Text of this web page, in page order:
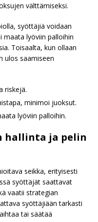
välttämiseksi.
syöttäjiä voidaan
maata lyöviin palloihin
Toisaalta, kun ollaan
ulos saamiseen
riskejä.
minimoi juoksut.
lyöviin palloihin.
hallinta ja pelin
seikka, erityisesti
syöttäjät saattavat
vaatii strategian
syöttäjiään tarkasti
tai säätää